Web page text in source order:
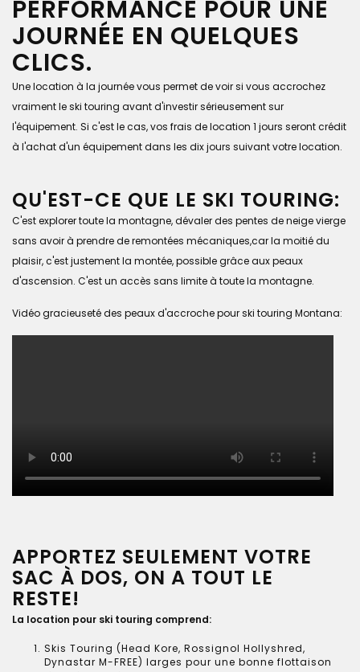
PERFORMANCE POUR UNE
JOURNÉE EN QUELQUES
CLICS.
Une location à la journée vous permet de voir si vous accrochez
vraiment le ski touring avant d'investir sérieusement sur
l'équipement. Si c'est le cas, vos frais de location 1 jours seront crédit
à l'achat d'un équipement dans les dix jours suivant votre location.
QU'EST-CE QUE LE SKI TOURING:
C'est explorer toute la montagne, dévaler des pentes de neige vierge
sans avoir à prendre de remontées mécaniques,car la moitié du
plaisir, c'est justement la montée, possible grâce aux peaux
d'ascension. C'est un accès sans limite à toute la montagne.
Vidéo gracieuseté des peaux d'accroche pour ski touring Montana:
APPORTEZ SEULEMENT VOTRE
SAC À DOS, ON A TOUT LE
RESTE!
La location pour ski touring comprend:
Skis Touring (Head Kore, Rossignol Hollyshred,
Dynastar M-FREE) larges pour une bonne flottaison